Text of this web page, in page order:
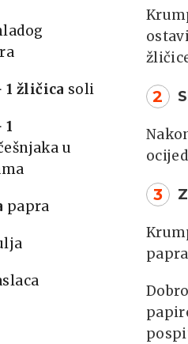
1 žličica soli
1
u
papra
2
3